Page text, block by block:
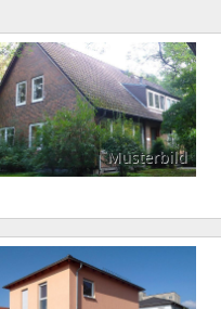
Musterbild